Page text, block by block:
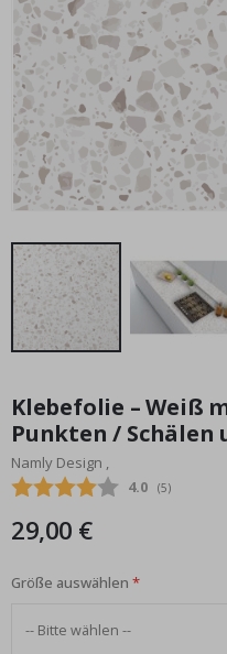
Anfang
der
Bildgalerie
springen
Klebefolie – Weiß
Punkten / Schälen
Namly Design ,
4.0 (abgegebene
5)
29,00 €
Größe auswählen